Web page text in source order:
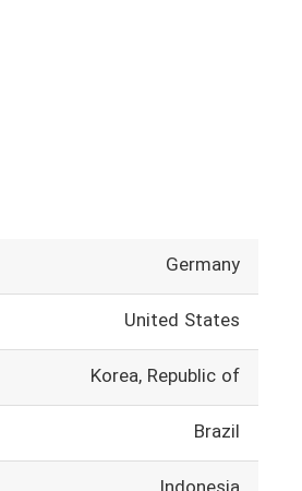
Germany
United States
Korea, Republic of
Brazil